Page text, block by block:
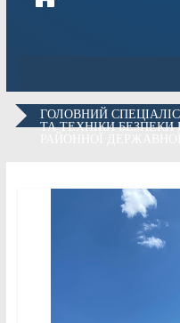
ГОЛОВНИЙ
ТА ТЕХНІКИ БЕЗПЕКИ